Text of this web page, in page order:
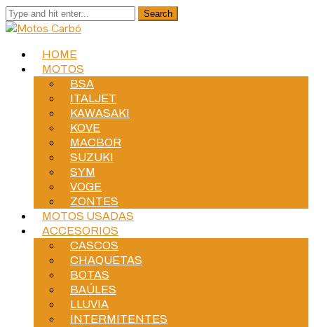
HOME
MOTOS
BSA
ITALJET
KAWASAKI
KOVE
MACBOR
SUZUKI
SYM
VOGE
ZONTES
MOTOS USADAS
ACCESORIOS
CASCOS
CHAQUETAS
BOTAS
BAÚLES
LLUVIA
INTERMITENTES